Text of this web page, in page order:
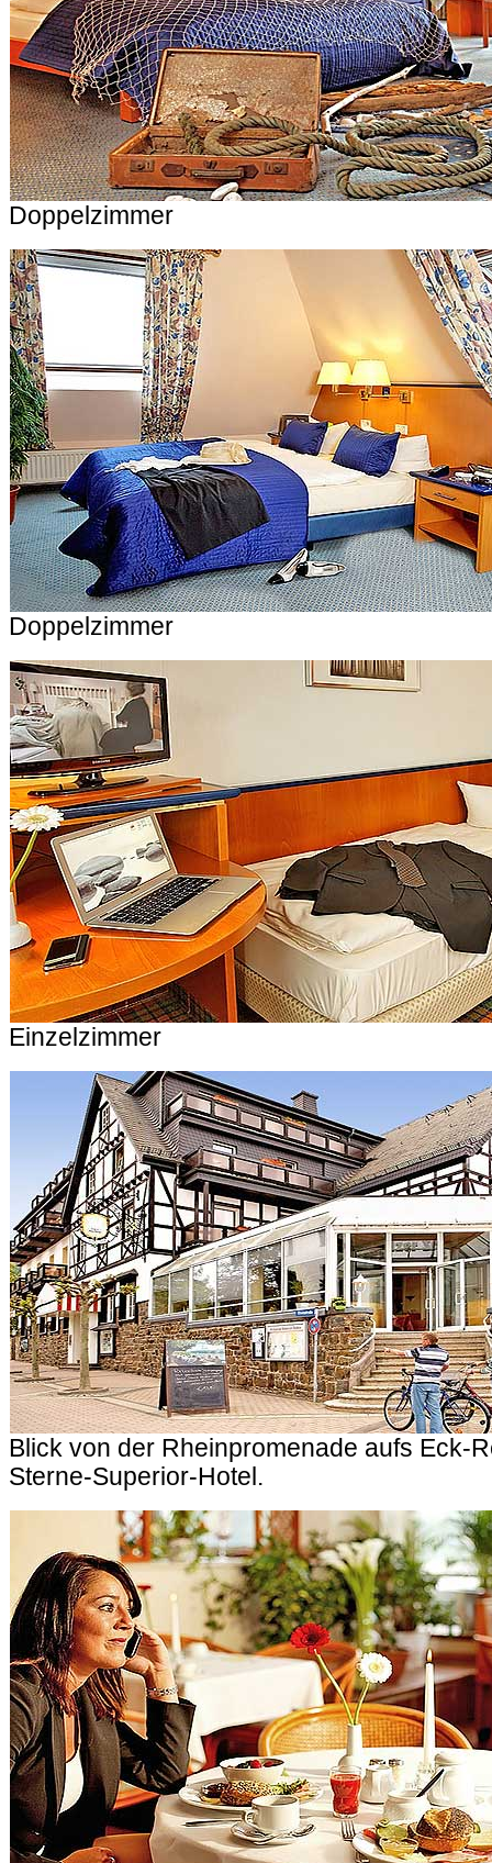
Doppelzimmer
Doppelzimmer
Einzelzimmer
Blick von der Rheinpromenade aufs Eck-
Sterne-Superior-Hotel.